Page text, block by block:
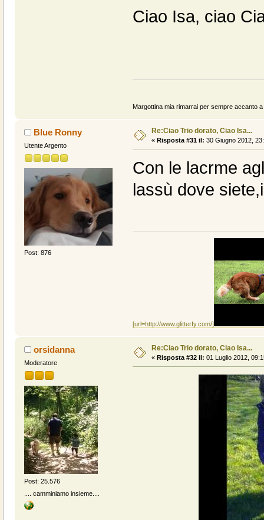
Ciao Isa, ciao
Margottina mia rimarrai per sempre accanto a
Blue Ronny
Utente Argento
Post: 876
Re:Ciao Trio dorato, Ciao Isa...
« Risposta #31 il: 30 Giugno 2012,
Con le lacrme
lassù dove
[url=http://www.glitterfy.com/]
orsidanna
Moderatore
Post: 25.576
.... camminiamo insieme....
Re:Ciao Trio dorato, Ciao Isa...
« Risposta #32 il: 01 Luglio 2012,